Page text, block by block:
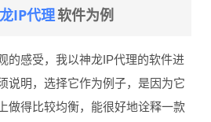
IP代理软件为例
的感受，我以神龙IP代理的软件进
说明，选择它作为例子，是因为它
做得比较均衡，能很好地诠释一款